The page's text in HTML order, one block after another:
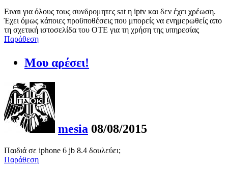
Ειναι για όλους τους συνδρομητες sat η iptv και δεν έχει χρέωση.
Έχει όμως κάποιες προϋποθέσεις που μπορείς να ενημερωθείς απο
τη σχετική ιστοσελίδα του ΟΤΕ για τη χρήση της υπηρεσίας
Παράθεση
Μου αρέσει!
mesia 08/08/2015
Παιδιά σε iphone 6 jb 8.4 δουλεύει;
Παράθεση